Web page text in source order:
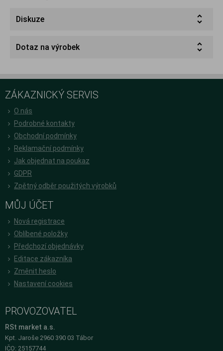
Diskuze
Dotaz na výrobek
ZÁKAZNICKÝ SERVIS
O nás
Podrobné kontakty
Obchodní podmínky
Reklamační podmínky
Jak objednat na poukaz
GDPR
Zpětný odběr použitých výrobků
MŮJ ÚČET
Nová registrace
Oblíbené položky
Předchozí objednávky
Editace zákazníka
Změnit heslo
Nastavení cookies
PROVOZOVATEL
RSt market a.s.
Kpt. Jaroše 2960 390 03 Tábor
IČO: 25157744